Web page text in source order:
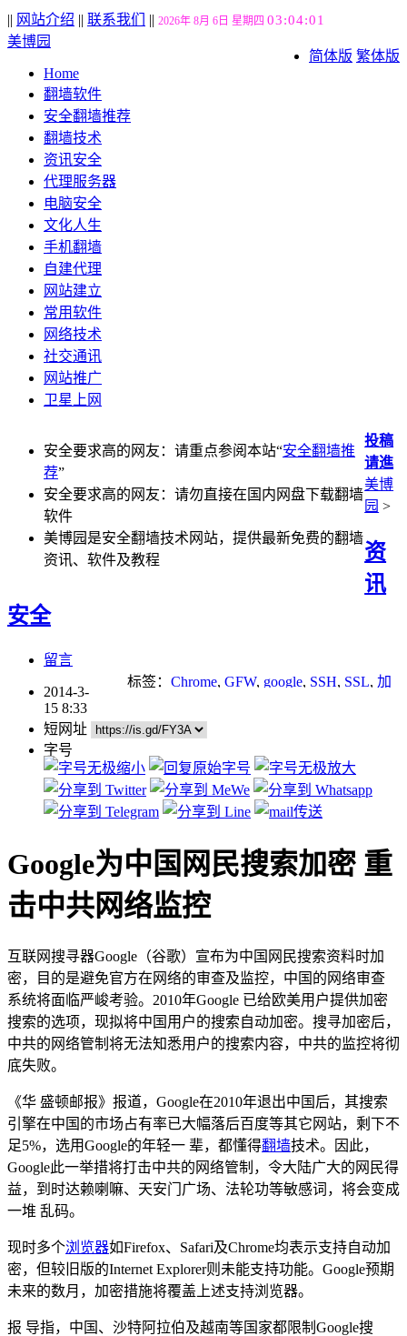
|| 网站介绍 || 联系我们 || 2026年 8月 6日 星期四 03:04:02
简体版 繁体版
美博园
Home
翻墙软件
安全翻墙推荐
翻墙技术
资讯安全
代理服务器
电脑安全
文化人生
手机翻墙
自建代理
网站建立
常用软件
网络技术
社交通讯
网站推广
卫星上网
安全要求高的网友：请重点参阅本站“安全翻墙推
荐”
安全要求高的网友：请勿直接在国内网盘下载翻墙
软件
美博园是安全翻墙技术网站，提供最新免费的翻墙
资讯、软件及教程
投稿
请進
美博
园 >
资
讯
安全
留言
标签： Chrome, GFW, google, SSH, SSL, 加
2014-3-
15 8:33
短网址
字号
Google为中国网民搜索加密 重
击中共网络监控
互联网搜寻器Google（谷歌）宣布为中国网民搜索资料时加
密，目的是避免官方在网络的审查及监控，中国的网络审查
系统将面临严峻考验。2010年Google 已给欧美用户提供加密
搜索的选项，现拟将中国用户的搜索自动加密。搜寻加密后，
中共的网络管制将无法知悉用户的搜索内容，中共的监控将彻
底失败。
《华 盛顿邮报》报道，Google在2010年退出中国后，其搜索
引擎在中国的市场占有率已大幅落后百度等其它网站，剩下不
足5%，选用Google的年轻一 辈，都懂得翻墙技术。因此，
Google此一举措将打击中共的网络管制，令大陆广大的网民得
益，到时达赖喇嘛、天安门广场、法轮功等敏感词，将会变成
一堆 乱码。
现时多个浏览器如Firefox、Safari及Chrome均表示支持自动加
密，但较旧版的Internet Explorer则未能支持功能。Google预期
未来的数月，加密措施将覆盖上述支持浏览器。
报 导指，中国、沙特阿拉伯及越南等国家都限制Google搜